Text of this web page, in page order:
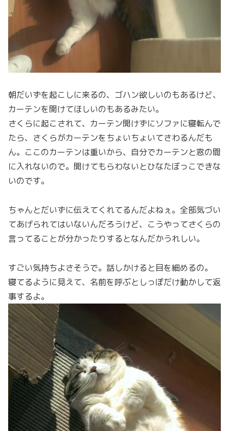
朝だいずを起こしに来るの、ゴハン欲しいのもあるけど、
カーテンを開けてほしいのもあるみたい。
さくらに起こされて、カーテン開けずにソファに寝転んで
たら、さくらがカーテンをちょいちょいてさわるんだも
ん。ここのカーテンは重いから、自分でカーテンと窓の間
に入れないので。開けてもらわないとひなたぼっこできな
いのです。
ちゃんとだいずに伝えてくれてるんだよねぇ。全部気づい
てあげられてはいないんだろうけど、こうやってさくらの
言ってることが分かったりするとなんだかうれしい。
すごい気持ちよさそうで。話しかけると目を細めるの。
寝てるように見えて、名前を呼ぶとしっぽだけ動かして返
事するよ。